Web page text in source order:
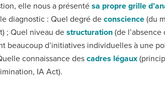
elle nous a présentésa propre grille
diagnostic : Quel degré deconscience (du
; Quel niveau destructuration (de
beaucoup d’initiatives individuelles à une
connaissance descadres légaux
IA Act).